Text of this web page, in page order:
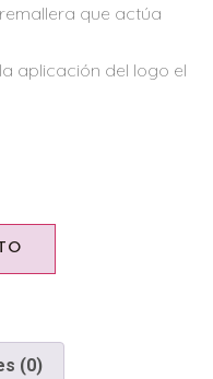
que actúa
aplicación del logo el
(0)